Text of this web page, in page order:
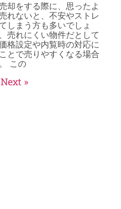
却をする際に、思ったよ
れないと、不安やストレ
しまう方も多いでしょ
売れにくい物件だとして
格設定や内覧時の対応に
とで売りやすくなる場合
この
Next »